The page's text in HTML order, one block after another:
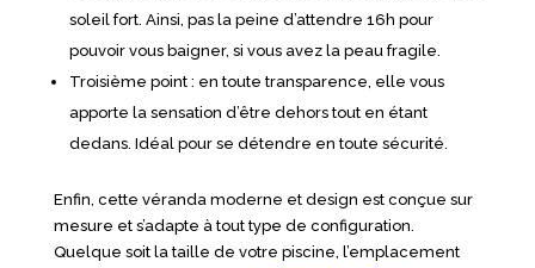
soleil fort. Ainsi, pas la peine d’attendre 16h pour
pouvoir vous baigner, si vous avez la peau fragile.
Troisième point : en toute transparence, elle vous
apporte la sensation d’être dehors tout en étant
dedans. Idéal pour se détendre en toute sécurité.
Enfin, cette véranda moderne et design est conçue sur
mesure et s’adapte à tout type de configuration.
Quelque soit la taille de votre piscine, l’emplacement